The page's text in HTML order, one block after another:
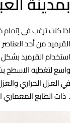
اذا كنت ترغب في
القرميد من أحد
استخدام القرميد
واسع لتغطيه الاسطح
في العزل الحراري
ذات الطابع المعماري التقليدي او الذوق العصري .